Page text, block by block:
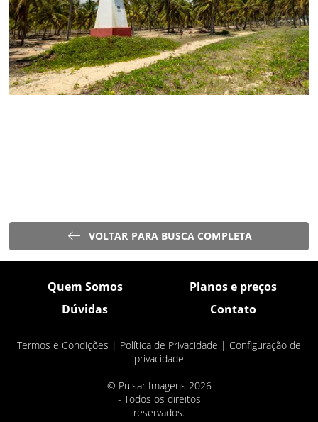
VOLTAR PARA BUSCA COMPLETA
Quem Somos
Planos e preços
Dúvidas
Contato
Termos e Condições | Política de Privacidade | Configuração de
privacidade
© Pulsar Imagens 2026
- Todos os direitos
reservados.